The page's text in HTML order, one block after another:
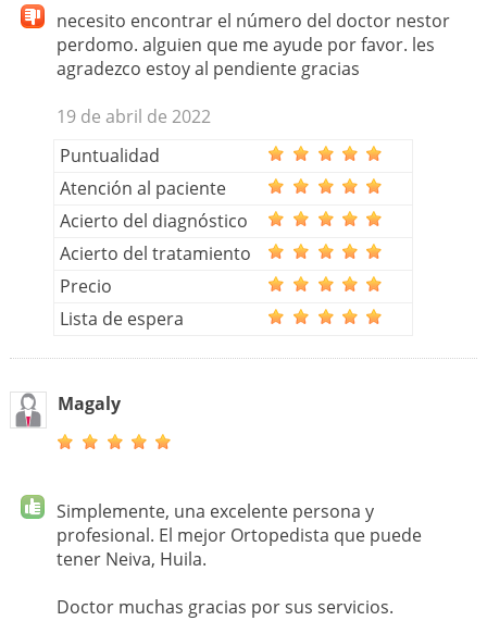
necesito encontrar el número del doctor nestor
perdomo. alguien que me ayude por favor. les
agradezco estoy al pendiente gracias
19 de abril de 2022
Puntualidad
Atención al paciente
Acierto del diagnóstico
Acierto del tratamiento
Precio
Lista de espera
Magaly
Simplemente, una excelente persona y
profesional. El mejor Ortopedista que puede
tener Neiva, Huila.
Doctor muchas gracias por sus servicios.